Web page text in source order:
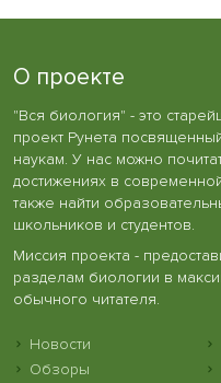
О проекте
"Вся биология" - это
проект Рунета
наукам. У нас можно
достижениях в
также найти
школьников и студентов.
Миссия проекта -
разделам биологии в
обычного читателя.
Новости
Обзоры